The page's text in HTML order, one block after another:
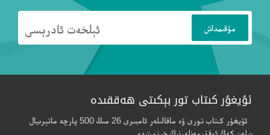
ئۇيغۇر كىتاب تور بېكىتى ھەققىدە
ئۇيغۇر كىتاب تورى ۋە ماقالىلەر ئامبىرى 26 مىڭ 500 پارچە ماتېرىيال
بىلەن كەڭ ئوقۇرمەنلەرنىڭ خىزمىتىدە.